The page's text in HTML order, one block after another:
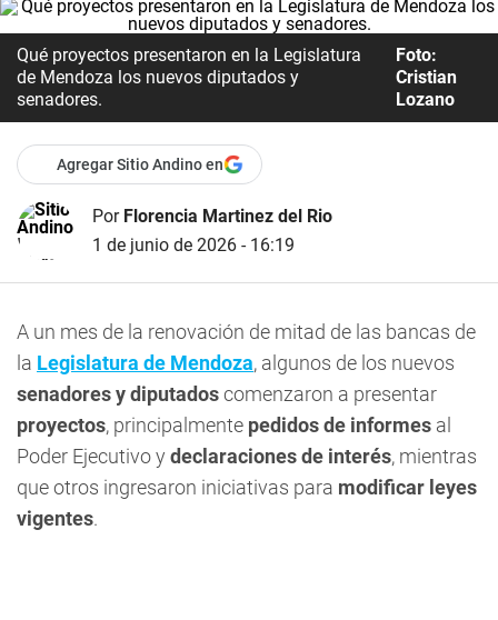
Qué proyectos presentaron en la Legislatura
de Mendoza los nuevos diputados y
senadores.
Foto:
Cristian
Lozano
Agregar Sitio Andino en
Por Florencia Martinez del Rio
1 de junio de 2026 - 16:19
A un mes de la renovación de mitad de las bancas de
la Legislatura de Mendoza, algunos de los nuevos
senadores y diputadoscomenzaron a presentar
proyectos, principalmente pedidos de informes al
Poder Ejecutivo y declaraciones de interés, mientras
que otros ingresaron iniciativas para modificar leyes
vigentes.